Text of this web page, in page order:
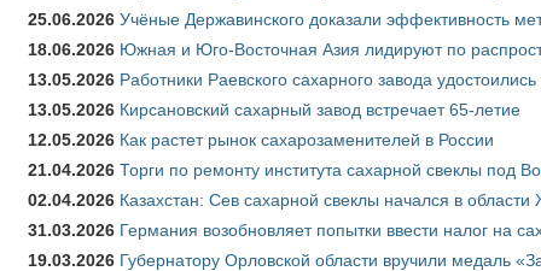
25.06.2026 Учёные Державинского доказали эффективность
18.06.2026 Южная и Юго-Восточная Азия лидируют по
13.05.2026 Работники Раевского сахарного завода удостоились
13.05.2026 Кирсановский сахарный завод встречает 65-летие
12.05.2026 Как растет рынок сахарозаменителей в России
21.04.2026 Торги по ремонту института сахарной свеклы под
02.04.2026 Казахстан: Сев сахарной свеклы начался в области
31.03.2026 Германия возобновляет попытки ввести налог на
19.03.2026 Губернатору Орловской области вручили медаль